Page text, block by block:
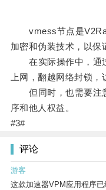
vmess节点是V2Ray
加密和伪装技术，以保
在实际操作中，通
上网，翻越网络封锁，
但同时，也需要注
序和他人权益。
#3#
评论
游客
这款加速器VPM应用程序